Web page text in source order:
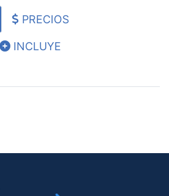
PRECIOS
INCLUYE